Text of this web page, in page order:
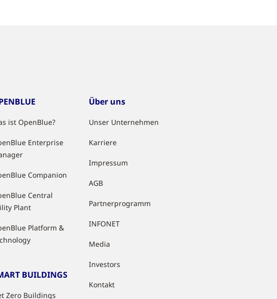
ist OpenBlue?
Enterprise
Companion
Central
Plant
Platform &
BUILDINGS
Zero Buildings
Über uns
Unser Unternehmen
Karriere
Impressum
AGB
Partnerprogramm
INFONET
Media
Investors
Kontakt